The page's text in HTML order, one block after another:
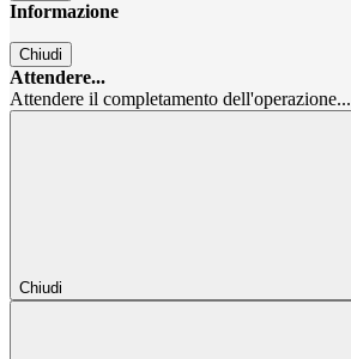
Informazione
Chiudi
Attendere...
Attendere il completamento dell'operazione...
Chiudi